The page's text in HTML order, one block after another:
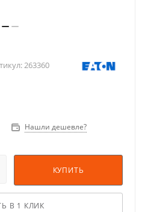
263360
Нашли дешевле?
КУПИТЬ
В 1 КЛИК